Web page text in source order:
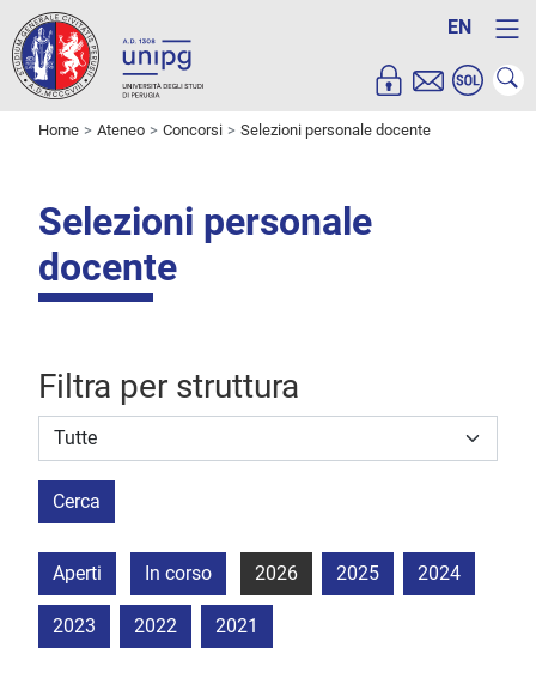
EN
Home Ateneo Concorsi Selezioni personale docente
Selezioni personale
docente
Filtra per struttura
Struttura stipulante
Cerca
Aperti In corso 2026 2025 2024
2023 2022 2021